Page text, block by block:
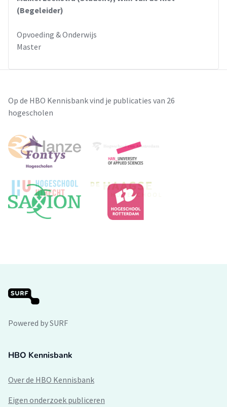
(Begeleider)
Opvoeding & Onderwijs
Master
Op de HBO Kennisbank vind je publicaties van 26
hogescholen
Powered by SURF
HBO Kennisbank
Over de HBO Kennisbank
Eigen onderzoek publiceren